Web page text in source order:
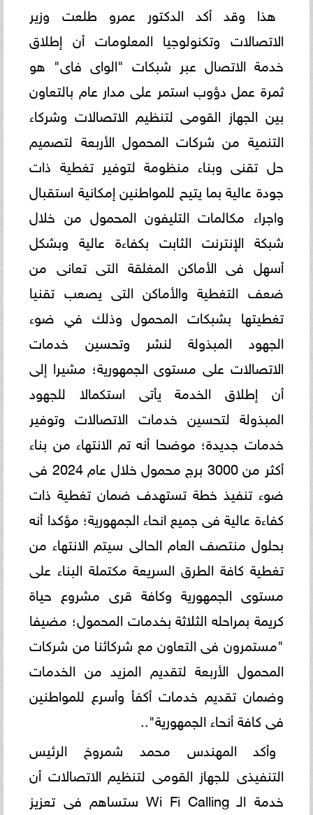
هذا وقد أكد الدكتور عمرو طلعت وزير
الاتصالات وتكنولوجيا المعلومات أن إطلاق
خدمة الاتصال عبر شبكات "الواى فاى" هو
ثمرة عمل دؤوب استمر على مدار عام بالتعاون
بين الجهاز القومى لتنظيم الاتصالات وشركاء
التنمية من شركات المحمول الأربعة لتصميم
حل تقنى وبناء منظومة لتوفير تغطية ذات
جودة عالية بما يتيح للمواطنين إمكانية استقبال
واجراء مكالمات التليفون المحمول من خلال
شبكة الإنترنت الثابت بكفاءة عالية وبشكل
أسهل فى الأماكن المغلقة التى تعانى من
ضعف التغطية والأماكن التى يصعب تقنيا
تغطيتها بشبكات المحمول وذلك في ضوء
الجهود المبذولة لنشر وتحسين خدمات
الاتصالات على مستوى الجمهورية؛ مشيرا إلى
أن إطلاق الخدمة يأتى استكمالا للجهود
المبذولة لتحسين خدمات الاتصالات وتوفير
خدمات جديدة؛ موضحا أنه تم الانتهاء من بناء
أكثر من 3000 برج محمول خلال عام 2024 فى
ضوء تنفيذ خطة تستهدف ضمان تغطية ذات
كفاءة عالية فى جميع انحاء الجمهورية؛ مؤكدا أنه
بحلول منتصف العام الحالى سيتم الانتهاء من
تغطية كافة الطرق السريعة مكتملة البناء على
مستوى الجمهورية وكافة قرى مشروع حياة
كريمة بمراحله الثلاثة بخدمات المحمول؛ مضيفا
"مستمرون فى التعاون مع شركائنا من شركات
المحمول الأربعة لتقديم المزيد من الخدمات
وضمان تقديم خدمات أكفأ وأسرع للمواطنين
فى كافة أنحاء الجمهورية"..
وأكد المهندس محمد شمروخ الرئيس
التنفيذى للجهاز القومى لتنظيم الاتصالات أن
خدمة الـ Wi Fi Calling ستساهم فى تعزيز